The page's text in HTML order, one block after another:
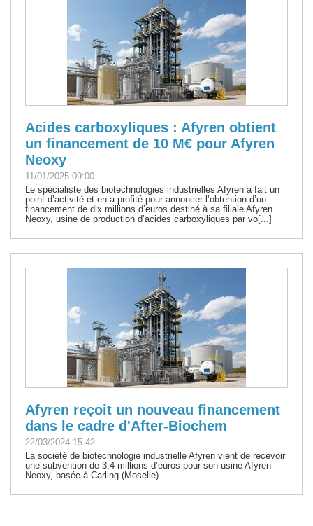
Acides carboxyliques : Afyren obtient
un financement de 10 M€ pour Afyren
Neoxy
11/01/2025 09:00
Le spécialiste des biotechnologies industrielles Afyren a fait un
point d’activité et en a profité pour annoncer l’obtention d’un
financement de dix millions d’euros destiné à sa filiale Afyren
Neoxy, usine de production d’acides carboxyliques par vo[...]
Afyren reçoit un nouveau financement
dans le cadre d'After-Biochem
22/03/2024 15:42
La société de biotechnologie industrielle Afyren vient de recevoir
une subvention de 3,4 millions d’euros pour son usine Afyren
Neoxy, basée à Carling (Moselle).